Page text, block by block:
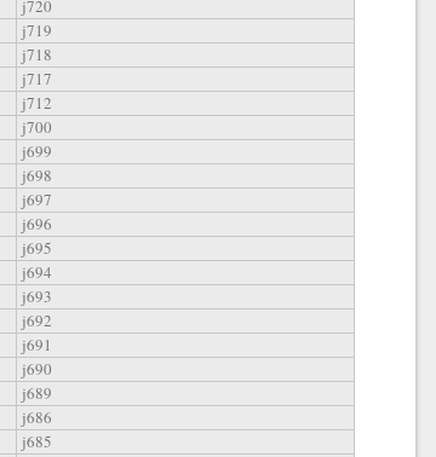
j720
j719
j718
j717
j712
j700
j699
j698
j697
j696
j695
j694
j693
j692
j691
j690
j689
j686
j685